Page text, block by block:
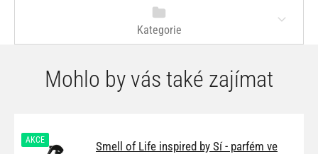
Kategorie
Mohlo by vás také zajímat
Smell of Life inspired by Sí - parfém ve
AKCE